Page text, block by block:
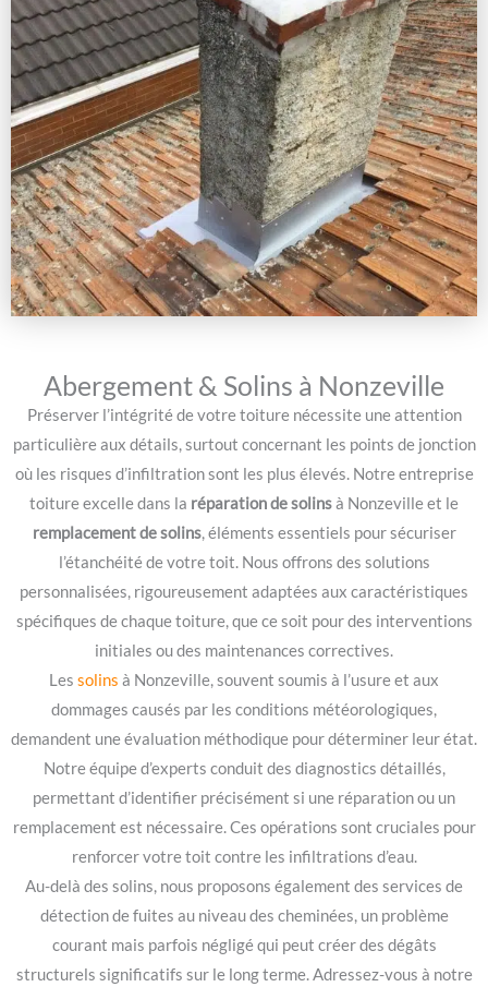
Abergement & Solins à Nonzeville
Préserver l’intégrité de votre toiture nécessite une attention
particulière aux détails, surtout concernant les points de jonction
où les risques d’infiltration sont les plus élevés. Notre entreprise
toiture excelle dans la réparation de solinsà Nonzeville et le
remplacement de solins, éléments essentiels pour sécuriser
l’étanchéité de votre toit. Nous offrons des solutions
personnalisées, rigoureusement adaptées aux caractéristiques
spécifiques de chaque toiture, que ce soit pour des interventions
initiales ou des maintenances correctives.
Les solins à Nonzeville, souvent soumis à l’usure et aux
dommages causés par les conditions météorologiques,
demandent une évaluation méthodique pour déterminer leur état.
Notre équipe d’experts conduit des diagnostics détaillés,
permettant d’identifier précisément si une réparation ou un
remplacement est nécessaire. Ces opérations sont cruciales pour
renforcer votre toit contre les infiltrations d’eau.
Au-delà des solins, nous proposons également des services de
détection de fuites au niveau des cheminées, un problème
courant mais parfois négligé qui peut créer des dégâts
structurels significatifs sur le long terme. Adressez-vous à notre